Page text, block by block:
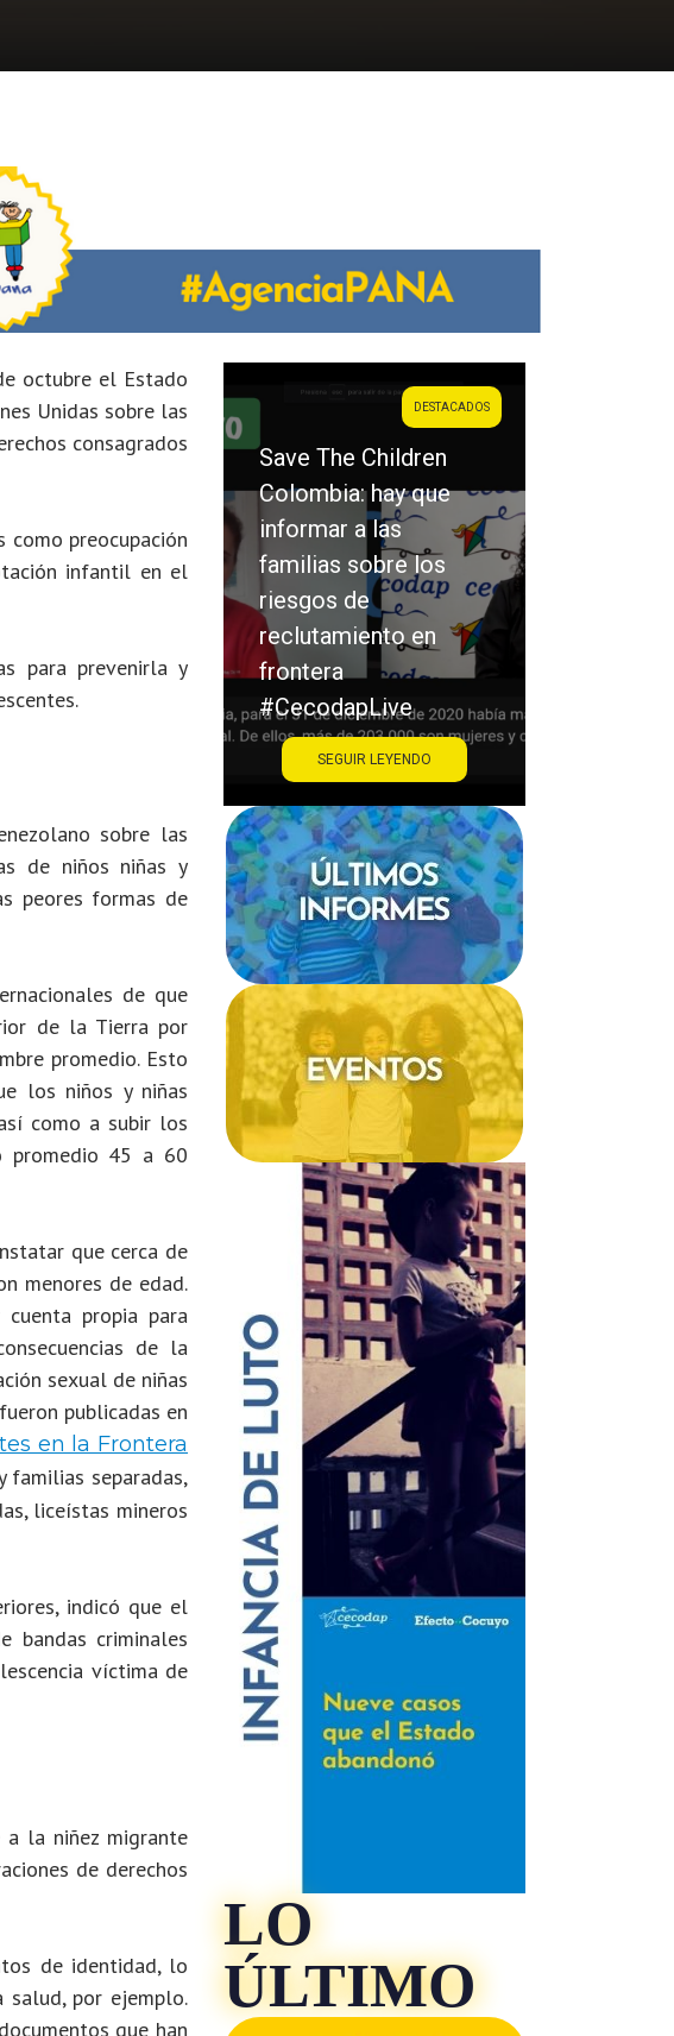
octubre el Estado
Unidas sobre las
consagrados
como preocupación
infantil en el
para prevenirla y
sobre las
de niños niñas y
peores formas de
de que
de la Tierra por
promedio. Esto
los niños y niñas
como a subir los
promedio 45 a 60
que cerca de
menores de edad.
propia para
de la
sexual de niñas
publicadas en
en la Frontera
familias separadas,
liceístas mineros
indicó que el
bandas criminales
víctima de
a la niñez migrante
de derechos
de identidad, lo
por ejemplo.
que han
Save The Children
Colombia: hay que
informar a las
familias sobre los
riesgos de
reclutamiento en
frontera
#CecodapLive
SEGUIR LEYENDO
Saraiba: la víctima y
el victimario no son
los únicos
protagonistas en el
acoso escolar
#CecodapLive
LO
ÚLTIMO